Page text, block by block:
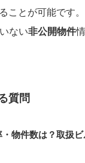
ことが可能です
ない非公開物件
質問
物件数は？取扱